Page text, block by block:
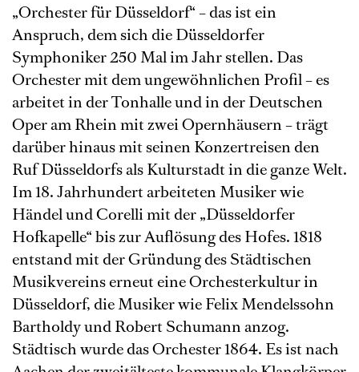
„Orchester für Düsseldorf“ – das ist ein
Anspruch, dem sich die Düsseldorfer
Symphoniker 250 Mal im Jahr stellen. Das
Orchester mit dem ungewöhnlichen Profil – es
arbeitet in der Tonhalle und in der Deutschen
Oper am Rhein mit zwei Opernhäusern – trägt
darüber hinaus mit seinen Konzertreisen den
Ruf Düsseldorfs als Kulturstadt in die ganze Welt.
Im 18. Jahrhundert arbeiteten Musiker wie
Händel und Corelli mit der „Düsseldorfer
Hofkapelle“ bis zur Auflösung des Hofes. 1818
entstand mit der Gründung des Städtischen
Musikvereins erneut eine Orchesterkultur in
Düsseldorf, die Musiker wie Felix Mendelssohn
Bartholdy und Robert Schumann anzog.
Städtisch wurde das Orchester 1864. Es ist nach